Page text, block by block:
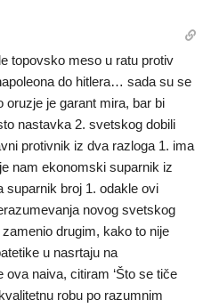
topovsko meso u ratu protiv
do hitlera… sada su se
oruzje je garant mira, bar bi
nastavka 2. svetskog dobili
protivnik iz dva razloga 1. ima
nam ekonomski suparnik iz
suparnik broj 1. odakle ovi
novog svetskog
drugim, kako to nije
u nasrtaju na
naiva, citiram ‘Što se tiče
robu po razumnim